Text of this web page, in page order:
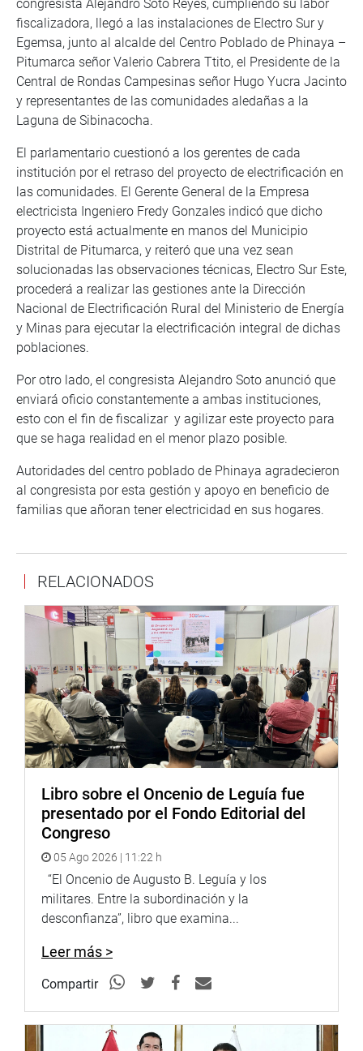
congresista Alejandro Soto Reyes, cumpliendo su labor
fiscalizadora, llegó a las instalaciones de Electro Sur y
Egemsa, junto al alcalde del Centro Poblado de Phinaya –
Pitumarca señor Valerio Cabrera Ttito, el Presidente de la
Central de Rondas Campesinas señor Hugo Yucra Jacinto
y representantes de las comunidades aledañas a la
Laguna de Sibinacocha.
El parlamentario cuestionó a los gerentes de cada
institución por el retraso del proyecto de electrificación en
las comunidades. El Gerente General de la Empresa
electricista Ingeniero Fredy Gonzales indicó que dicho
proyecto está actualmente en manos del Municipio
Distrital de Pitumarca, y reiteró que una vez sean
solucionadas las observaciones técnicas, Electro Sur Este,
procederá a realizar las gestiones ante la Dirección
Nacional de Electrificación Rural del Ministerio de Energía
y Minas para ejecutar la electrificación integral de dichas
poblaciones.
Por otro lado, el congresista Alejandro Soto anunció que
enviará oficio constantemente a ambas instituciones,
esto con el fin de fiscalizar y agilizar este proyecto para
que se haga realidad en el menor plazo posible.
Autoridades del centro poblado de Phinaya agradecieron
al congresista por esta gestión y apoyo en beneficio de
familias que añoran tener electricidad en sus hogares.
RELACIONADOS
Libro sobre el Oncenio de Leguía fue
presentado por el Fondo Editorial del
Congreso
05 Ago 2026 | 11:22 h
“El Oncenio de Augusto B. Leguía y los
militares. Entre la subordinación y la
desconfianza”, libro que examina...
Leer más >
Compartir